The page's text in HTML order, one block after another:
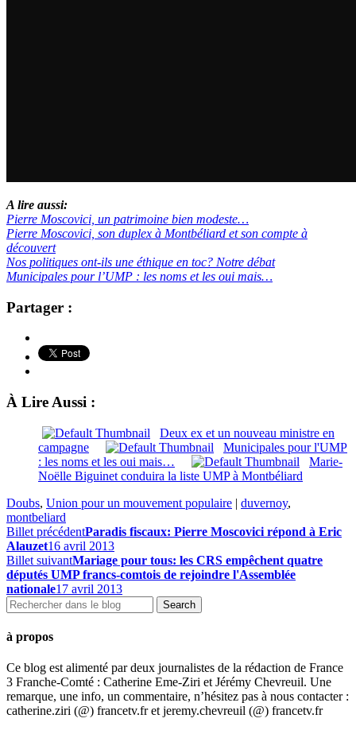
A lire aussi:
Pierre Moscovici, un patrimoine bien modeste…
Pierre Moscovici, son duplex à Montbéliard et son compte à
découvert
Nos politiques ont-ils une éthique en toc? Notre débat
Municipales pour l’UMP : les noms et les oui mais…
Partager :
À Lire Aussi :
Deux ex et un nouveau ministre en
campagne
Municipales pour l'UMP
: les noms et les oui mais…
Marie-
Noëlle Biguinet conduira la liste UMP à Montbéliard
Doubs, Union pour un mouvement populaire | duvernoy,
montbeliard
Billet précédentParadis fiscaux: Pierre Moscovici répond à Eric
Alauzet16 avril 2013
Billet suivantMariage pour tous: les CRS empêchent quatre
députés UMP francs-comtois de rejoindre l'Assemblée
nationale17 avril 2013
à propos
Ce blog est alimenté par deux journalistes de la rédaction de France
3 Franche-Comté : Catherine Eme-Ziri et Jérémy Chevreuil. Une
remarque, une info, un commentaire, n’hésitez pas à nous contacter :
catherine.ziri (@) francetv.fr et jeremy.chevreuil (@) francetv.fr